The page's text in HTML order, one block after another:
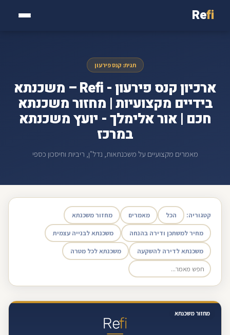
Refi
תגית: קנס פירעון
ארכיון קנס פירעון - Refi – משכנתא
בידיים מקצועיות | מחזור משכנתא
חכם | אור אלימלך - יועץ משכנתא
במרכז
מאמרים מקצועיים על משכנתאות, נדל"ן, ריביות וחיסכון כספי
קטגוריה: הכל מאמרים מחזור משכנתא
מחיר למשתכן ודירה בהנחה משכנתא לבנייה עצמית
משכנתא לדירה להשקעה משכנתא לכל מטרה
מחזור משכנתא